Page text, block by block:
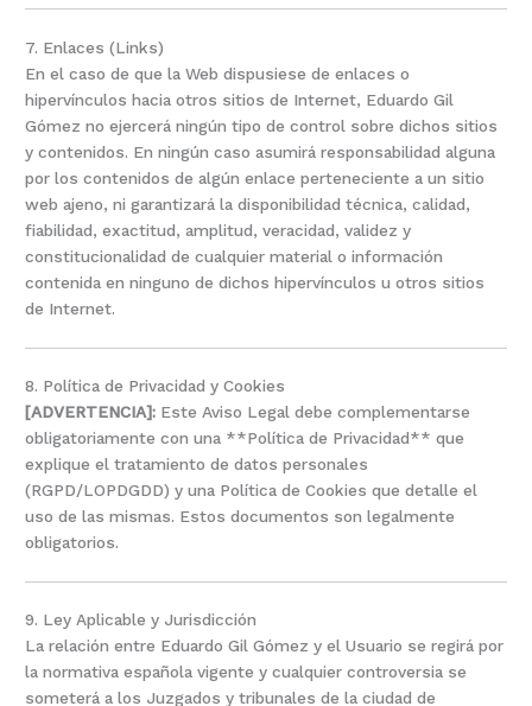
7. Enlaces (Links)
En el caso de que la Web dispusiese de enlaces o
hipervínculos hacia otros sitios de Internet, Eduardo Gil
Gómez no ejercerá ningún tipo de control sobre dichos sitios
y contenidos. En ningún caso asumirá responsabilidad alguna
por los contenidos de algún enlace perteneciente a un sitio
web ajeno, ni garantizará la disponibilidad técnica, calidad,
fiabilidad, exactitud, amplitud, veracidad, validez y
constitucionalidad de cualquier material o información
contenida en ninguno de dichos hipervínculos u otros sitios
de Internet.
8. Política de Privacidad y Cookies
[ADVERTENCIA]: Este Aviso Legal debe complementarse
obligatoriamente con una **Política de Privacidad** que
explique el tratamiento de datos personales
(RGPD/LOPDGDD) y una Política de Cookies que detalle el
uso de las mismas. Estos documentos son legalmente
obligatorios.
9. Ley Aplicable y Jurisdicción
La relación entre Eduardo Gil Gómez y el Usuario se regirá por
la normativa española vigente y cualquier controversia se
someterá a los Juzgados y tribunales de la ciudad de